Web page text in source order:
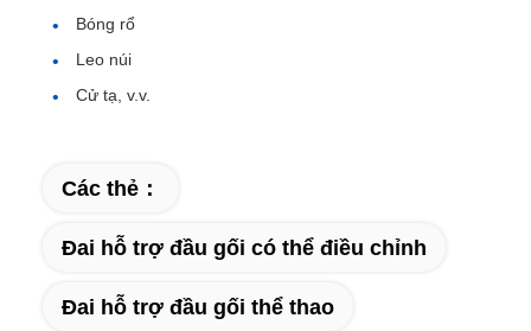
Bóng rổ
Leo núi
Cử tạ, v.v.
Các thẻ：
Đai hỗ trợ đầu gối có thể điều chỉnh
Đai hỗ trợ đầu gối thể thao